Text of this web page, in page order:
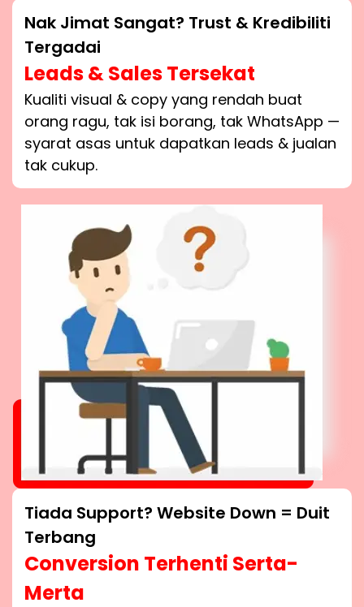
Nak Jimat Sangat? Trust & Kredibiliti
Tergadai
Leads & Sales Tersekat
Kualiti visual & copy yang rendah buat
orang ragu, tak isi borang, tak WhatsApp —
syarat asas untuk dapatkan leads & jualan
tak cukup.
Tiada Support? Website Down = Duit
Terbang
Conversion Terhenti Serta-
Merta